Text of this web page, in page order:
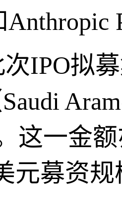
Anthropic
次IPO拟
这一金
元募资